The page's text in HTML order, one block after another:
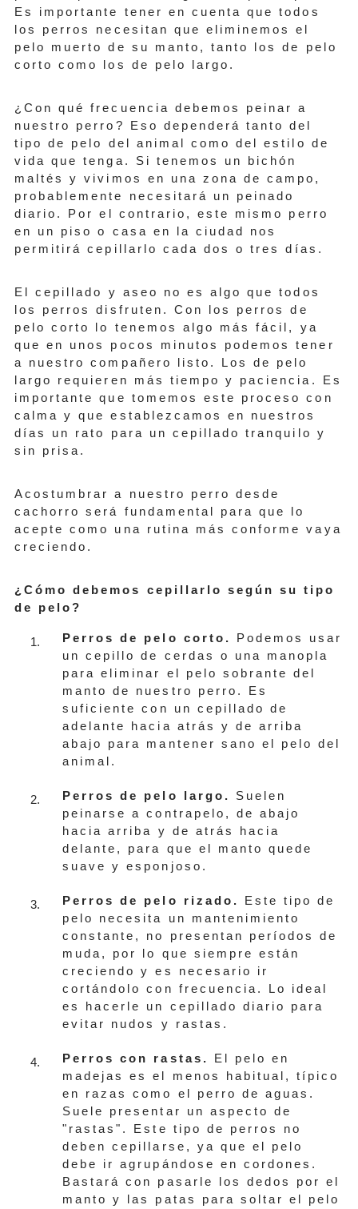
Es importante tener en cuenta que todos
los perros necesitan que eliminemos el
pelo muerto de su manto, tanto los de pelo
corto como los de pelo largo.
¿Con qué frecuencia debemos peinar a
nuestro perro? Eso dependerá tanto del
tipo de pelo del animal como del estilo de
vida que tenga. Si tenemos un bichón
maltés y vivimos en una zona de campo,
probablemente necesitará un peinado
diario. Por el contrario, este mismo perro
en un piso o casa en la ciudad nos
permitirá cepillarlo cada dos o tres días.
El cepillado y aseo no es algo que todos
los perros disfruten. Con los perros de
pelo corto lo tenemos algo más fácil, ya
que en unos pocos minutos podemos tener
a nuestro compañero listo. Los de pelo
largo requieren más tiempo y paciencia. Es
importante que tomemos este proceso con
calma y que establezcamos en nuestros
días un rato para un cepillado tranquilo y
sin prisa.
Acostumbrar a nuestro perro desde
cachorro será fundamental para que lo
acepte como una rutina más conforme vaya
creciendo.
¿Cómo debemos cepillarlo según su tipo
de pelo?
Perros de pelo corto. Podemos usar
un cepillo de cerdas o una manopla
para eliminar el pelo sobrante del
manto de nuestro perro. Es
suficiente con un cepillado de
adelante hacia atrás y de arriba
abajo para mantener sano el pelo del
animal.
Perros de pelo largo.
Suelen
peinarse a contrapelo, de abajo
hacia arriba y de atrás hacia
delante, para que el manto quede
suave y esponjoso.
Perros de pelo rizado. Este tipo de
pelo necesita un mantenimiento
constante, no presentan períodos de
muda, por lo que siempre están
creciendo y es necesario ir
cortándolo con frecuencia. Lo ideal
es hacerle un cepillado diario para
evitar nudos y rastas.
Perros con rastas.
El pelo en
madejas es el menos habitual, típico
en razas como el perro de aguas.
Suele presentar un aspecto de
"rastas". Este tipo de perros no
deben cepillarse, ya que el pelo
debe ir agrupándose en cordones.
Bastará con pasarle los dedos por el
manto y las patas para soltar el pelo